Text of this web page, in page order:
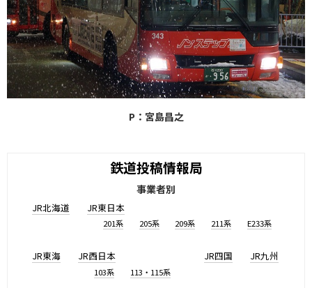
P：宮島昌之
鉄道投稿情報局
事業者別
JR北海道 JR東日本
201系 205系 209系 211系 E233系
JR東海 JR西日本
103系 113・115系
JR四国 JR九州